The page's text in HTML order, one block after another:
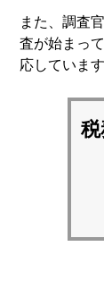
また、調査
査が始まっ
応していま